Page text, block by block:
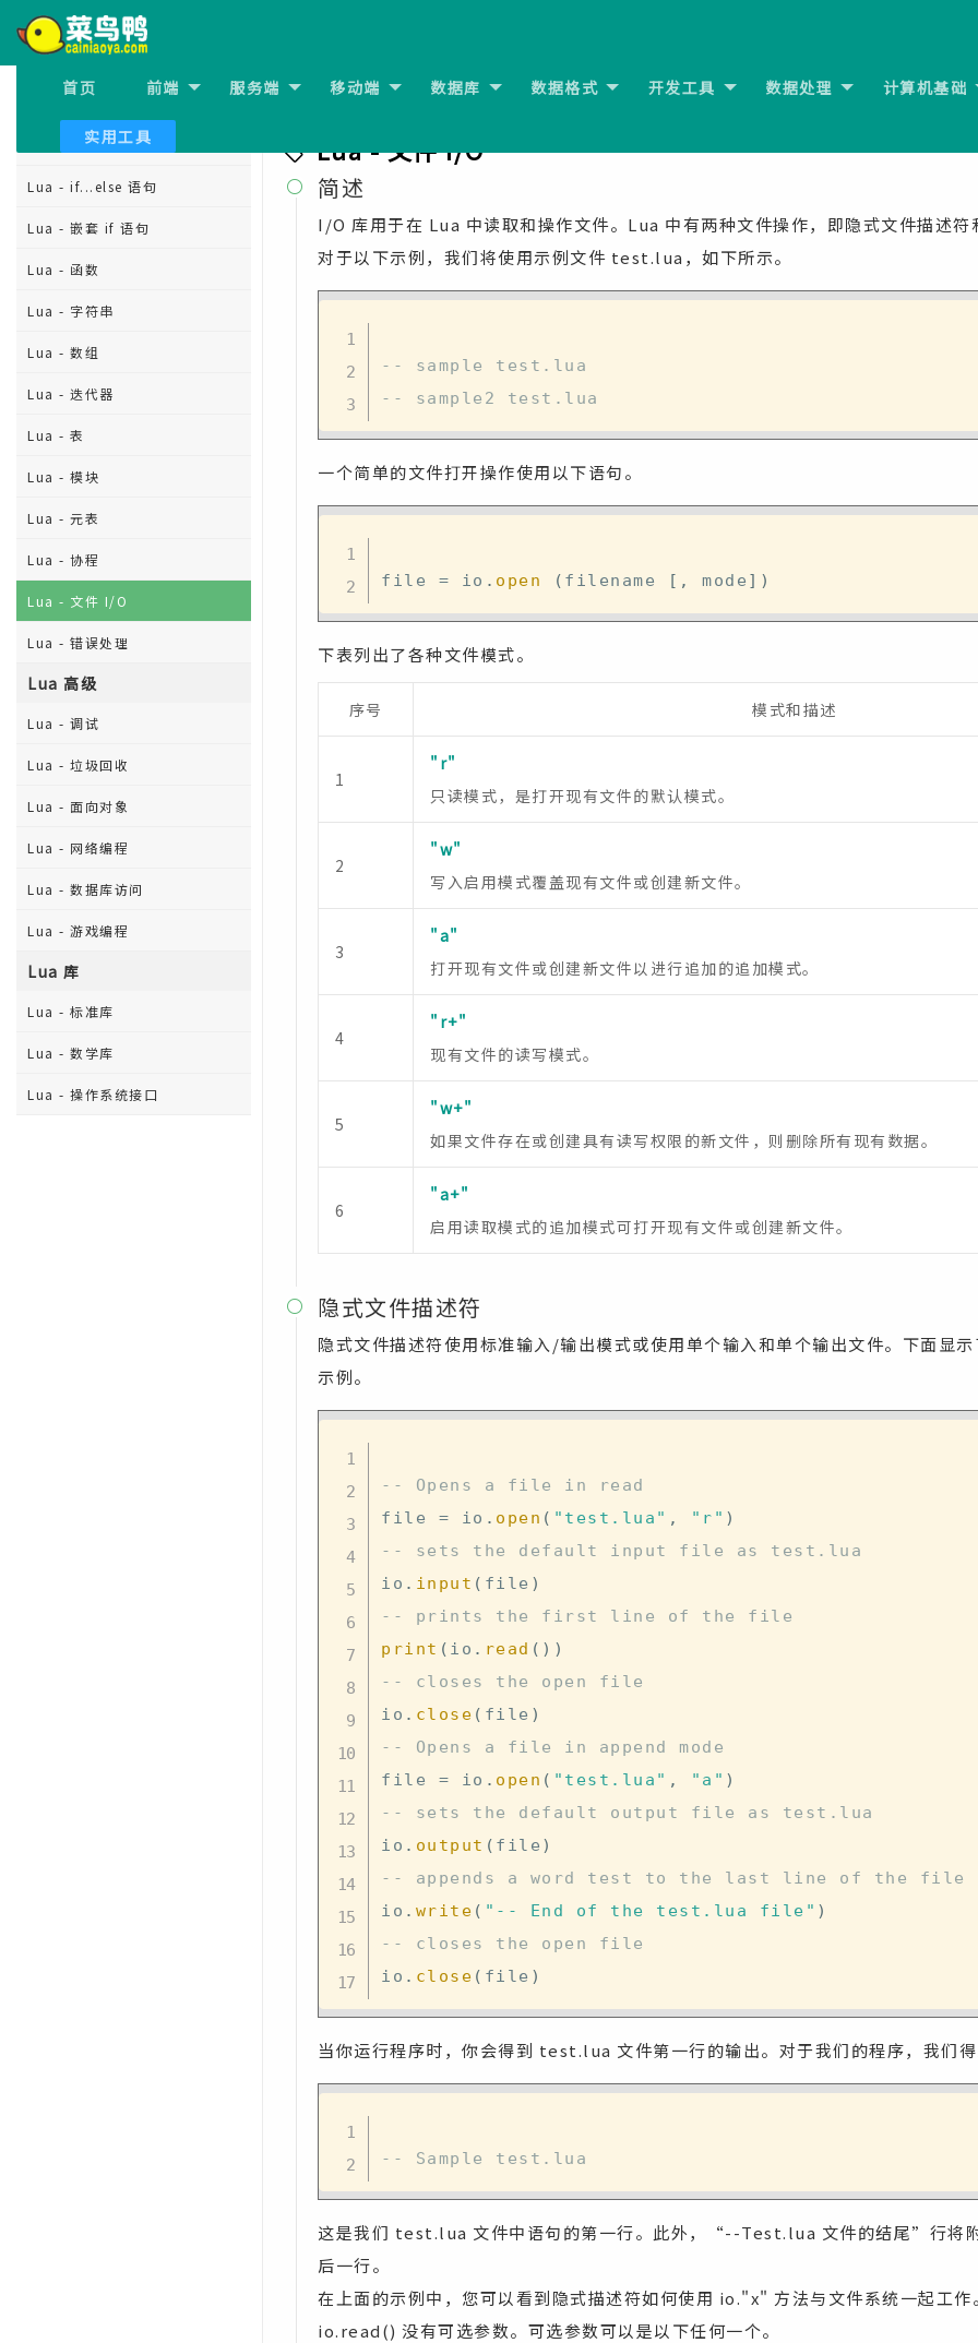
首页 前端 服务端 移动端 数据库 数据格式 开发工具 数据处理 计算机基础
实用工具
Lua - 嵌套循环
Lua - If 语句
Lua - if...else 语句
Lua - 嵌套 if 语句
Lua - 函数
Lua - 字符串
Lua - 数组
Lua - 迭代器
Lua - 表
Lua - 模块
Lua - 元表
Lua - 协程
Lua - 文件 I/O
Lua - 错误处理
Lua 高级
Lua - 调试
Lua - 垃圾回收
Lua - 面向对象
Lua - 网络编程
Lua - 数据库访问
Lua - 游戏编程
Lua 库
Lua - 标准库
Lua - 数学库
Lua - 操作系统接口
Lua - 文件 I/O
 简述
I/O 库用于在 Lua 中读取和操作文件。Lua 中有两种文件操作，即隐式文件描述符
对于以下示例，我们将使用示例文件 test.lua，如下所示。
-- sample test.lua
-- sample2 test.lua
一个简单的文件打开操作使用以下语句。
file = io . open ( filename [ , mode ] )
下表列出了各种文件模式。
序号 模式和描述
1
"r"
只读模式，是打开现有文件的默认模式。
2
"w"
写入启用模式覆盖现有文件或创建新文件。
3
"a"
打开现有文件或创建新文件以进行追加的追加模式。
4
"r+"
现有文件的读写模式。
5
"w+"
如果文件存在或创建具有读写权限的新文件，则删除所有现有数据。
6
"a+"
启用读取模式的追加模式可打开现有文件或创建新文件。
 隐式文件描述符
隐式文件描述符使用标准输入/输出模式或使用单个输入和单个输出文件。下面显
示例。
-- Opens a file in read
file = io . open ( "test.lua" , "r" )
-- sets the default input file as test.lua
io . input ( file )
-- prints the first line of the file
print ( io . read ( ) )
-- closes the open file
io . close ( file )
-- Opens a file in append mode
file = io . open ( "test.lua" , "a" )
-- sets the default output file as test.lua
io . output ( file )
-- appends a word test to the last line of the file
io . write ( "-- End of the test.lua file" )
-- closes the open file
io . close ( file )
当你运行程序时，你会得到 test.lua 文件第一行的输出。对于我们的程序，我们
-- Sample test.lua
这是我们 test.lua 文件中语句的第一行。此外，“--Test.lua 文件的结尾”行将
后一行。
在上面的示例中，您可以看到隐式描述符如何使用 io."x" 方法与文件系统一起工作
io.read() 没有可选参数。可选参数可以是以下任何一个。